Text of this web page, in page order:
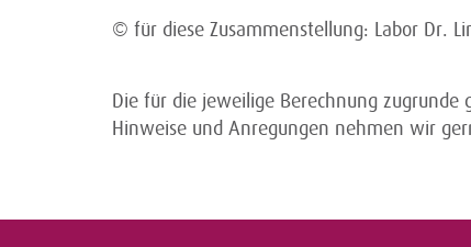
© für diese Zusammenstellung: Labor Dr.
Die für die jeweilige Berechnung
Hinweise und Anregungen nehmen wir